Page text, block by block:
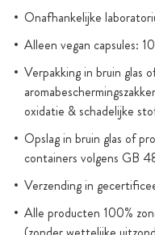
Onafhankelijke
Alleen vegan capsules:
Verpakking in bruin glas
oxidatie & schadelijke
Opslag in bruin glas of
containers volgens GB
Verzending in
Alle producten 100%